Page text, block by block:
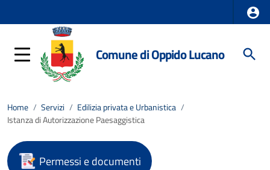
Comune di Oppido Lucano
Home / Servizi / Edilizia privata e Urbanistica /
Istanza di Autorizzazione Paesaggistica
Permessi e documenti